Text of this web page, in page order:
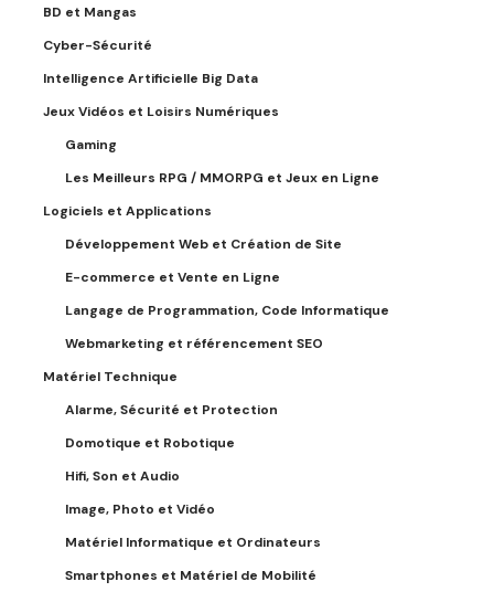
BD et Mangas
Cyber-Sécurité
Intelligence Artificielle Big Data
Jeux Vidéos et Loisirs Numériques
Gaming
Les Meilleurs RPG / MMORPG et Jeux en Ligne
Logiciels et Applications
Développement Web et Création de Site
E-commerce et Vente en Ligne
Langage de Programmation, Code Informatique
Webmarketing et référencement SEO
Matériel Technique
Alarme, Sécurité et Protection
Domotique et Robotique
Hifi, Son et Audio
Image, Photo et Vidéo
Matériel Informatique et Ordinateurs
Smartphones et Matériel de Mobilité